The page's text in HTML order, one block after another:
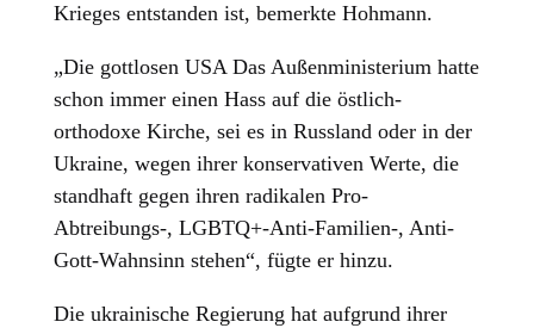
Krieges entstanden ist, bemerkte Hohmann.
„Die gottlosen USA Das Außenministerium hatte
schon immer einen Hass auf die östlich-
orthodoxe Kirche, sei es in Russland oder in der
Ukraine, wegen ihrer konservativen Werte, die
standhaft gegen ihren radikalen Pro-
Abtreibungs-, LGBTQ+-Anti-Familien-, Anti-
Gott-Wahnsinn stehen“, fügte er hinzu.
Die ukrainische Regierung hat aufgrund ihrer